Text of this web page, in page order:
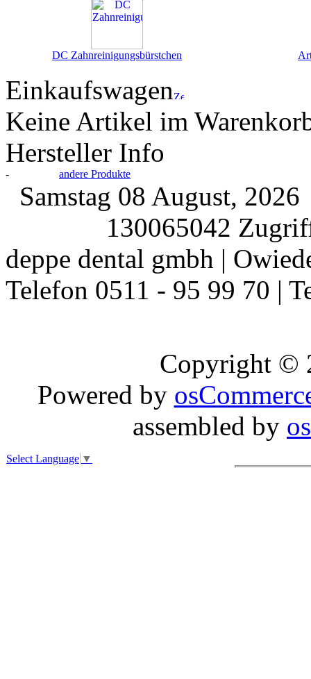
DC Zahnreinigungsbürstchen
Einkaufswagen
Keine Artikel im
Hersteller Info
- andere Produkte
Samstag 08 August,
130065042
deppe dental gmbh |
Telefon 0511 - 95 99 70 |
Copyright ©
Powered by
assembled by
Select Language ▼